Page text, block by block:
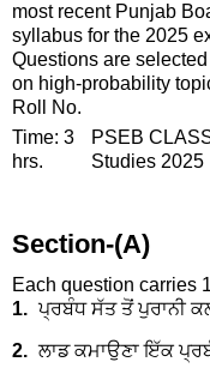
most recent Punjab
syllabus for the 2025
Questions are
on high-probability
Roll No.
Time: 3
hrs.
PSEB
Studies 2025
Section-(A)
Each question carries
1. ਪ੍ਰਬੰਧ ਸੱਤ ਤੋਂ ਪੁਰਾਨੀ
2. ਲਾਡ ਕਮਾਉਣਾ ਇੱਕ